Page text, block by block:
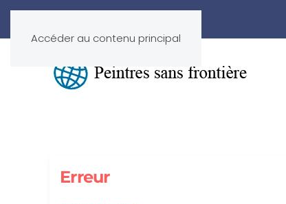
Accéder au contenu principal
Erreur